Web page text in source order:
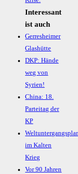
Interessant
ist auch
Gerresheimer
Glashütte
DKP: Hände
weg von
Syrien!
China: 18.
Parteitag der
KP
im Kalten
Krieg
Vor 90 Jahren